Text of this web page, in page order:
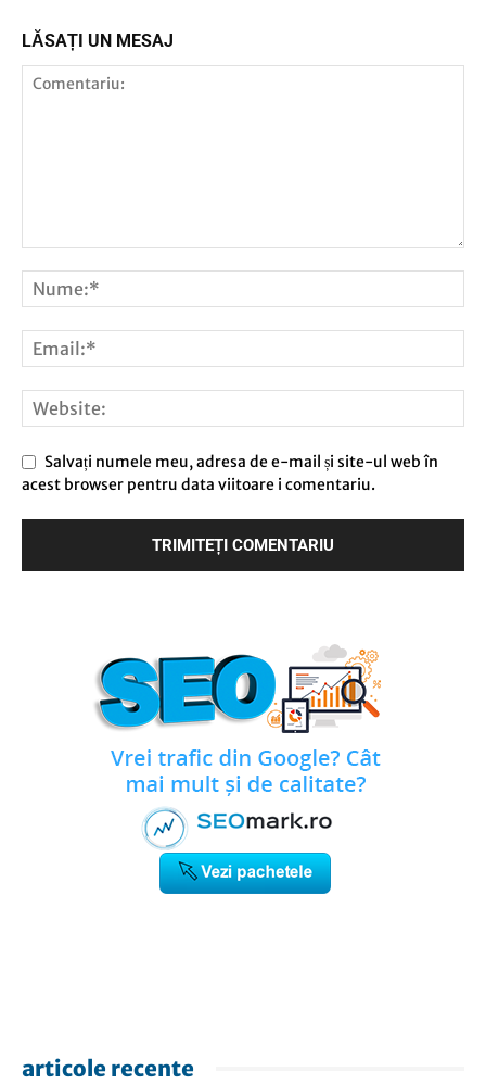
LĂSAȚI UN MESAJ
Salvați numele meu, adresa de e-mail și site-ul web în
acest browser pentru data viitoare i comentariu.
articole recente